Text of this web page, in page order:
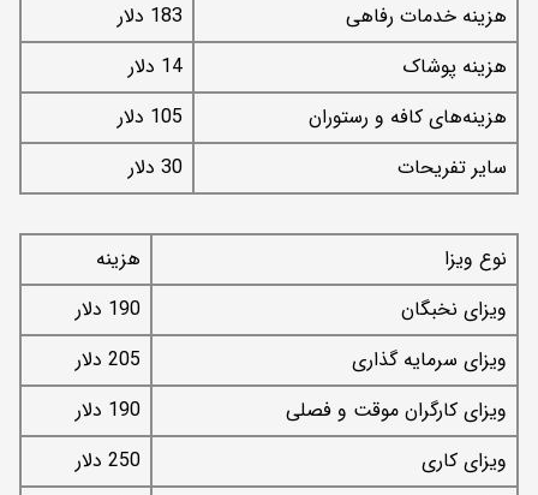
هزینه خدمات رفاهی
183 دلار
هزینه پوشاک
14 دلار
هزینه‌های کافه و رستوران
105 دلار
سایر تفریحات
30 دلار
نوع ویزا
هزینه
ویزای نخبگان
190 دلار
ویزای سرمایه گذاری
205 دلار
ویزای کارگران موقت و فصلی
190 دلار
ویزای کاری
250 دلار